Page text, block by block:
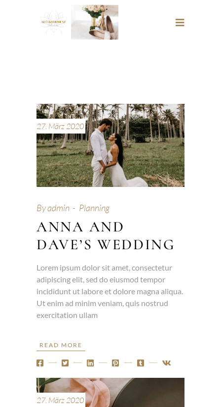
27. März 2020
Byadmin Planning
ANNA AND
DAVE’S WEDDING
Lorem ipsum dolor sit amet, consectetur
adipiscing elit, sed do eiusmod tempor
incididunt ut labore et dolore magna aliqua.
Ut enim ad minim veniam, quis nostrud
exercitation ullam
READ MORE
27. März 2020